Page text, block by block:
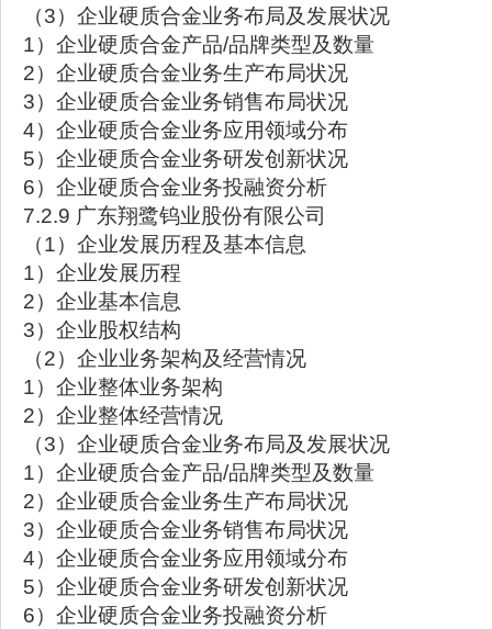
（3）企业硬质合金业务布局及发展状况
1）企业硬质合金产品/品牌类型及数量
2）企业硬质合金业务生产布局状况
3）企业硬质合金业务销售布局状况
4）企业硬质合金业务应用领域分布
5）企业硬质合金业务研发创新状况
6）企业硬质合金业务投融资分析
7.2.9 广东翔鹭钨业股份有限公司
（1）企业发展历程及基本信息
1）企业发展历程
2）企业基本信息
3）企业股权结构
（2）企业业务架构及经营情况
1）企业整体业务架构
2）企业整体经营情况
（3）企业硬质合金业务布局及发展状况
1）企业硬质合金产品/品牌类型及数量
2）企业硬质合金业务生产布局状况
3）企业硬质合金业务销售布局状况
4）企业硬质合金业务应用领域分布
5）企业硬质合金业务研发创新状况
6）企业硬质合金业务投融资分析